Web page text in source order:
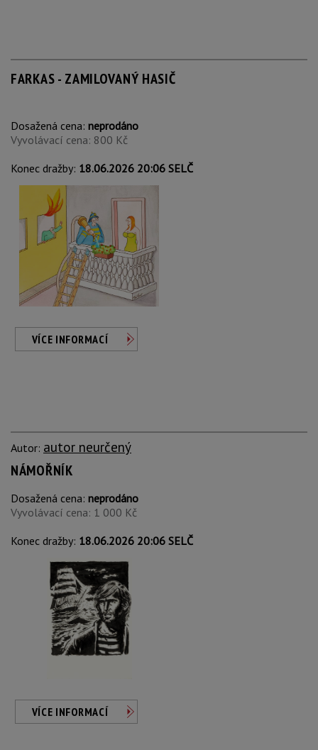
FARKAS - ZAMILOVANÝ HASIČ
Dosažená cena: neprodáno
Vyvolávací cena: 800 Kč
Konec dražby: 18.06.2026 20:06 SELČ
VÍCE INFORMACÍ
Autor: autor neurčený
NÁMOŘNÍK
Dosažená cena: neprodáno
Vyvolávací cena: 1 000 Kč
Konec dražby: 18.06.2026 20:06 SELČ
VÍCE INFORMACÍ